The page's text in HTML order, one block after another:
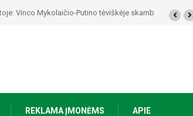
skambės eilės, dainos ir arbatos puodelių šiluma
REKLAMA ĮMONĖMS APIE